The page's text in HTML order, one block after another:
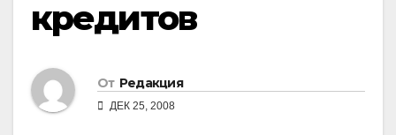
кредитов
От Редакция
ДЕК 25, 2008